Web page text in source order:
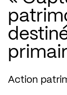
Action